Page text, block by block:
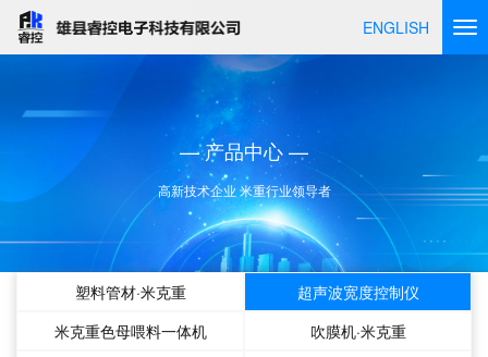
ENGLISH
— 产品中心 —
高新技术企业 米重行业领导者
塑料管材·米克重
超声波宽度控制仪
米克重色母喂料一体机
吹膜机·米克重